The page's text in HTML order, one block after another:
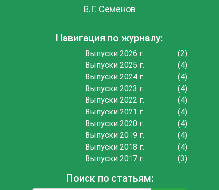
В.Г. Семенов
Навигация по журналу:
Выпуски 2026 г.
(2)
Выпуски 2025 г.
(4)
Выпуски 2024 г.
(4)
Выпуски 2023 г.
(4)
Выпуски 2022 г.
(4)
Выпуски 2021 г.
(4)
Выпуски 2020 г.
(4)
Выпуски 2019 г.
(4)
Выпуски 2018 г.
(4)
Выпуски 2017 г.
(3)
Поиск по статьям: